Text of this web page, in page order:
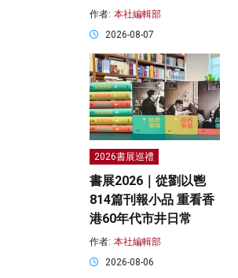
作者: 本社編輯部
2026-08-07
2026書展巡禮
書展2026｜從劉以鬯
814篇刊報小品 重看香
港60年代市井日常
作者: 本社編輯部
2026-08-06